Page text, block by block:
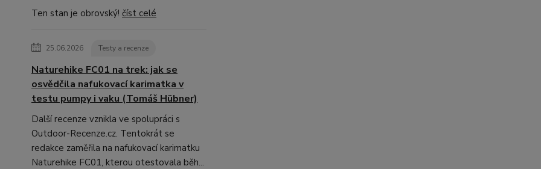
Ten stan je obrovský! číst celé
25.06.2026 Testy a recenze
Naturehike FC01 na trek: jak se
osvědčila nafukovací karimatka v
testu pumpy i vaku (Tomáš Hübner)
Další recenze vznikla ve spolupráci s
Outdoor-Recenze.cz. Tentokrát se
redakce zaměřila na nafukovací karimatku
Naturehike FC01, kterou otestovala běh...